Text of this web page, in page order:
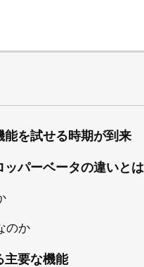
を試せる時期が到来
パーベータの違いとは
のか
主要な機能